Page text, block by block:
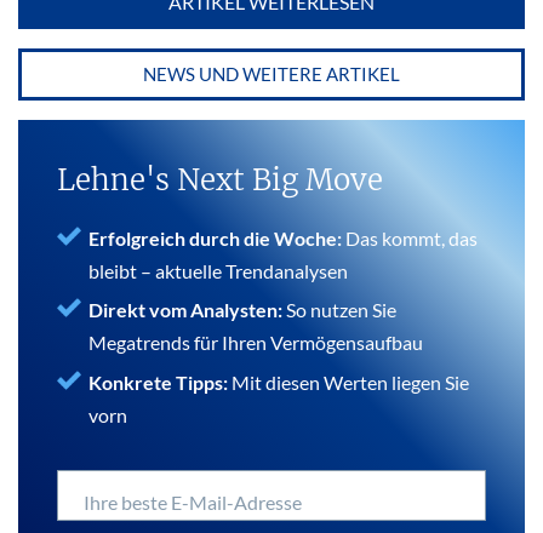
NEWS UND WEITERE ARTIKEL
Lehne's Next Big Move
Erfolgreich durch die Woche: Das kommt, das
bleibt – aktuelle Trendanalysen
Direkt vom Analysten:So nutzen Sie
Megatrends für Ihren Vermögensaufbau
Konkrete Tipps: Mit diesen Werten liegen Sie
vorn
Ihre beste E-Mail-Adresse